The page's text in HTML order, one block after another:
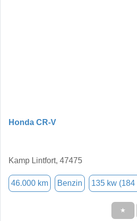
Honda CR-V
Kamp Lintfort, 47475
46.000 km Benzin 135 kw (184
★